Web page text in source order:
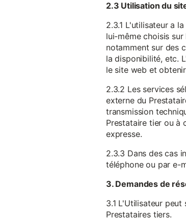
2.3 Utilisation du
2.3.1 L'utilisateur a
lui-même choisis
notamment sur des
la disponibilité, etc.
le site web et
2.3.2 Les services
externe du
transmission
Prestataire tier ou à
expresse.
2.3.3 Dans des cas
téléphone ou par e-
3. Demandes de
3.1 L'Utilisateur
Prestataires tiers.